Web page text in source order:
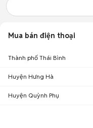
Mua bán điện thoại
Thành phố Thái Bình
Huyện Hưng Hà
Huyện Quỳnh Phụ